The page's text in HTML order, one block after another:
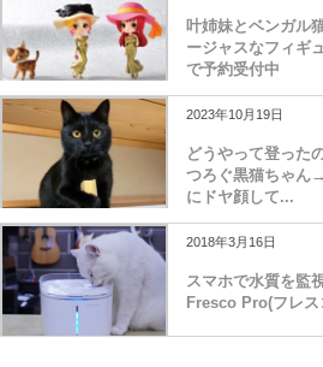
叶姉妹とベンガル
ージャスなフィギ
で予約受付中
2023年10月19日
どうやって登った
つろぐ黒猫ちゃん
にドヤ顔して...
2018年3月16日
スマホで水質を監
Fresco Pro(フレス